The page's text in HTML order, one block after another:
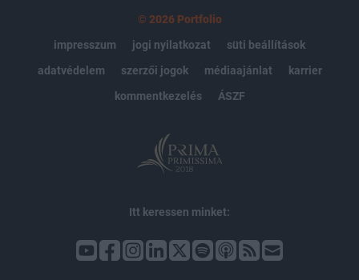
© 2026 Portfolio
impresszum
jogi nyilatkozat
süti beállítások
adatvédelem
szerzői jogok médiaajánlat
karrier
kommentkezelés
ÁSZF
Itt keressen minket: